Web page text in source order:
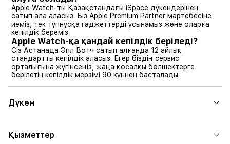
Apple Watch-ты Қазақстандағы iSpace дүкендерінен
сатып ала аласыз. Біз Apple Premium Partner мәртебесіне
иеміз, тек түпнұсқа гаджеттерді ұсынамыз және оларға
кепілдік береміз.
Apple Watch-қа қандай кепілдік беріледі?
Сіз Астанада Эпл Вотч сатып алғанда 12 айлық
стандартты кепілдік аласыз. Егер біздің сервис
орталығына жүгінсеңіз, жаңа қосалқы бөлшектерге
берілетін кепілдік мерзімі 90 күннен басталады.
Дүкен
Қызметтер